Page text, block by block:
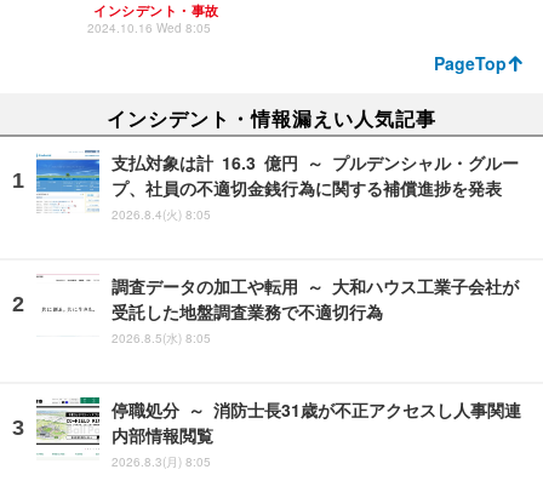
インシデント・事故
2024.10.16 Wed 8:05
PageTop
インシデント・情報漏えい人気記事
支払対象は計 16.3 億円 ～ プルデンシャル・グルー
プ、社員の不適切金銭行為に関する補償進捗を発表
2026.8.4(火) 8:05
調査データの加工や転用 ～ 大和ハウス工業子会社が
受託した地盤調査業務で不適切行為
2026.8.5(水) 8:05
停職処分 ～ 消防士長31歳が不正アクセスし人事関連
内部情報閲覧
2026.8.3(月) 8:05